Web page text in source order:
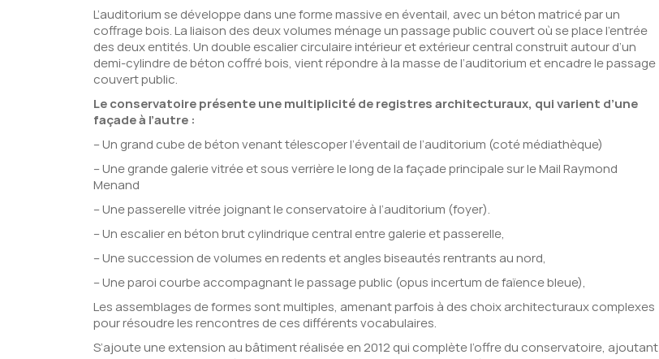
L’auditorium se développe dans une forme massive en éventail, avec un béton matricé par un
coffrage bois. La liaison des deux volumes ménage un passage public couvert où se place l’entrée
des deux entités. Un double escalier circulaire intérieur et extérieur central construit autour d’un
demi-cylindre de béton coffré bois, vient répondre à la masse de l’auditorium et encadre le passage
couvert public.
Le conservatoire présente une multiplicité de registres architecturaux, qui varient d’une
façade à l’autre :
– Un grand cube de béton venant télescoper l’éventail de l’auditorium (coté médiathèque)
– Une grande galerie vitrée et sous verrière le long de la façade principale sur le Mail Raymond
Menand
– Une passerelle vitrée joignant le conservatoire à l’auditorium (foyer).
– Un escalier en béton brut cylindrique central entre galerie et passerelle,
– Une succession de volumes en redents et angles biseautés rentrants au nord,
– Une paroi courbe accompagnant le passage public (opus incertum de faïence bleue),
Les assemblages de formes sont multiples, amenant parfois à des choix architecturaux complexes
pour résoudre les rencontres de ces différents vocabulaires.
S’ajoute une extension au bâtiment réalisée en 2012 qui complète l’offre du conservatoire, ajoutant